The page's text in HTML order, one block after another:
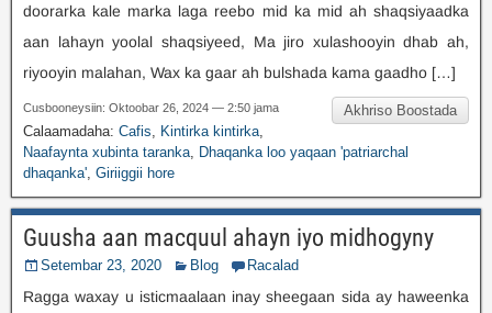
doorarka kale marka laga reebo mid ka mid ah shaqsiyaadka
aan lahayn yoolal shaqsiyeed, Ma jiro xulashooyin dhab ah,
riyooyin malahan, Wax ka gaar ah bulshada kama gaadho […]
Akhriso Boostada
Cusbooneysiin: Oktoobar 26, 2024 — 2:50 jama
Calaamadaha: Cafis Kintirka kintirka
Naafaynta xubinta taranka
Dhaqanka loo yaqaan 'patriarchal
dhaqanka' Giriiggii hore
Guusha aan macquul ahayn iyo midhogyny
Setembar 23, 2020 Blog Racalad
Ragga waxay u isticmaalaan inay sheegaan sida ay haweenka